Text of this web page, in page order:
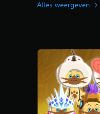
Alles weergeven